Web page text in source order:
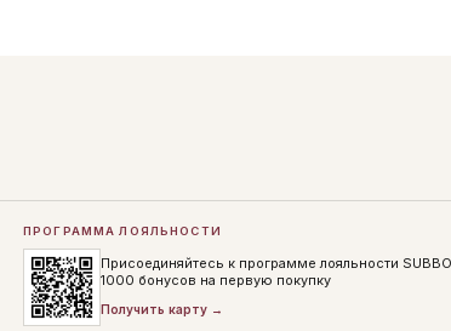
ПРОГРАММА ЛОЯЛЬНОСТИ
Присоединяйтесь к программе лояльности
1000 бонусов на первую покупку
Получить карту →